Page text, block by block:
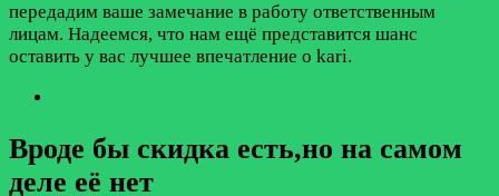
передадим ваше замечание в работу ответственным
лицам. Надеемся, что нам ещё представится шанс
оставить у вас лучшее впечатление о kari.
Вроде бы скидка есть,но на самом
деле её нет